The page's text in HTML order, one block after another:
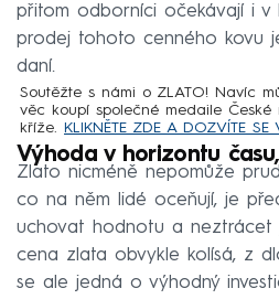
přitom odborníci očekávají i v
prodej tohoto cenného kovu
daní.
Soutěžte s námi o ZLATO! Navíc
věc koupí společné medaile České
kříže. KLIKNĚTE ZDE A DOZVÍTE SE
Výhoda v horizontu
Zlato nicméně nepomůže
co na něm lidé oceňují, je
uchovat hodnotu a neztrácet
cena zlata obvykle kolísá, z
se ale jedná o výhodný